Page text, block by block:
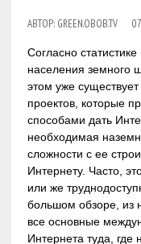
АВТОР: GREEN.OBOB.TV
Согласно
населения земного
этом уже существует
проектов, которые
способами дать
необходимая
сложности с ее
Интернету. Часто,
или же
большом обзоре, из
все основные
Интернета туда, где